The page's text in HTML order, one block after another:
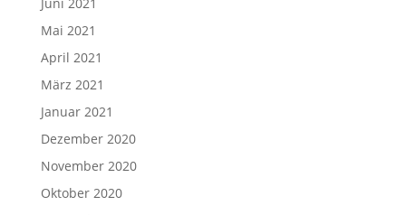
Mai 2021
April 2021
März 2021
Januar 2021
Dezember 2020
November 2020
Oktober 2020